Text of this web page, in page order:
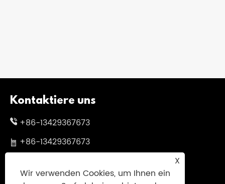
Kontaktiere uns
+86-13429367673
+86-13429367673
Nr. 199 Changxing Road, Bezirk Jiangbei,
X
Wir verwenden Cookies, um Ihnen ein